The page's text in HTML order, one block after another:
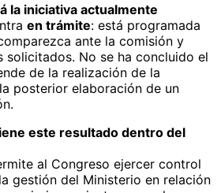
la iniciativa actualmente
en trámite: está programada
ante la comisión y
solicitados. No se ha concluido el
de la realización de la
posterior elaboración de un
este resultado dentro del
al Congreso ejercer control
gestión del Ministerio en relación